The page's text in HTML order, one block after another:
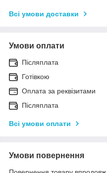
Всі умови доставки
Умови оплати
Післяплата
Готівкою
Оплата за реквізитами
Післяплата
Всі умови оплати
Умови повернення